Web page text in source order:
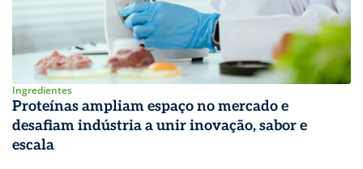
Ingredientes
Proteínas ampliam espaço no mercado e
desafiam indústria a unir inovação, sabor e
escala